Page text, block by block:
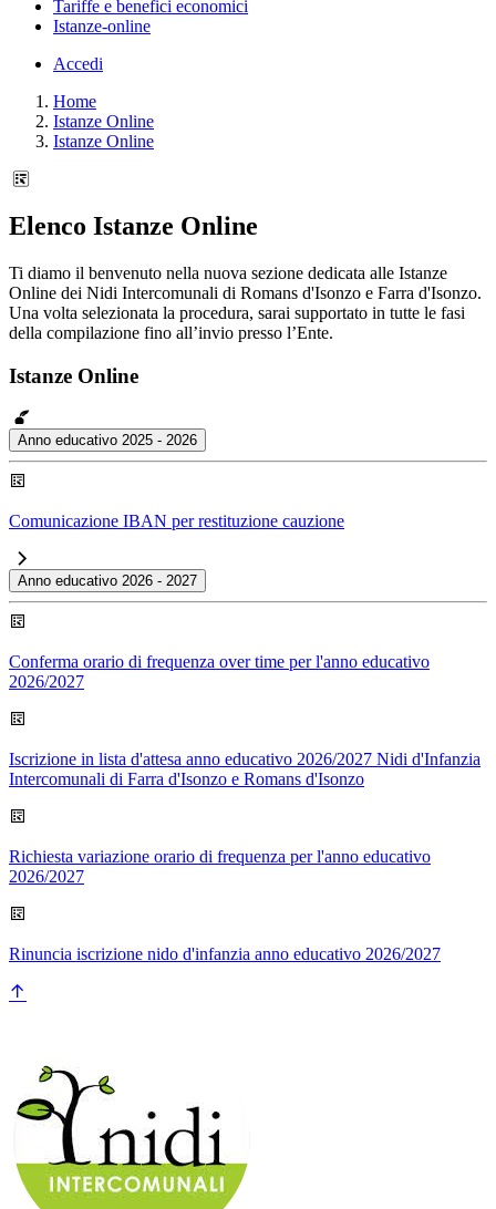
Tariffe e benefici economici
Istanze-online
Accedi
Home
Istanze Online
Istanze Online
Elenco Istanze Online
Ti diamo il benvenuto nella nuova sezione dedicata alle Istanze
Online dei Nidi Intercomunali di Romans d'Isonzo e Farra d'Isonzo.
Una volta selezionata la procedura, sarai supportato in tutte le fasi
della compilazione fino all’invio presso l’Ente.
Istanze Online
Anno educativo 2025 - 2026
Comunicazione IBAN per restituzione cauzione
Anno educativo 2026 - 2027
Conferma orario di frequenza over time per l'anno educativo
2026/2027
Iscrizione in lista d'attesa anno educativo 2026/2027 Nidi d'Infanzia
Intercomunali di Farra d'Isonzo e Romans d'Isonzo
Richiesta variazione orario di frequenza per l'anno educativo
2026/2027
Rinuncia iscrizione nido d'infanzia anno educativo 2026/2027